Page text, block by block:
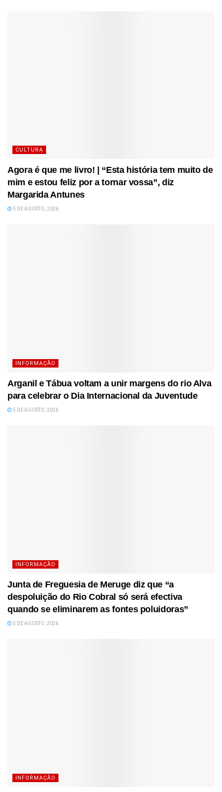
CULTURA
Agora é que me livro! | “Esta história tem muito de
mim e estou feliz por a tornar vossa”, diz
Margarida Antunes
5 DE AGOSTO, 2026
INFORMAÇÃO
Arganil e Tábua voltam a unir margens do rio Alva
para celebrar o Dia Internacional da Juventude
5 DE AGOSTO, 2026
INFORMAÇÃO
Junta de Freguesia de Meruge diz que “a
despoluição do Rio Cobral só será efectiva
quando se eliminarem as fontes poluidoras”
5 DE AGOSTO, 2026
INFORMAÇÃO